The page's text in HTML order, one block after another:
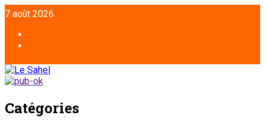
7 août 2026
Catégories